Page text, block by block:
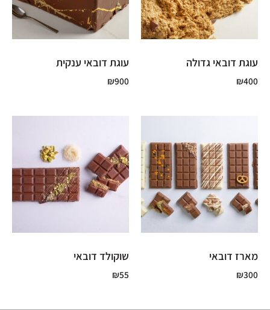
עוגת דובאי גדולה
₪400
עוגת דובאי ענקית
₪900
מארז דובאי
₪300
שוקולד דובאי
₪55